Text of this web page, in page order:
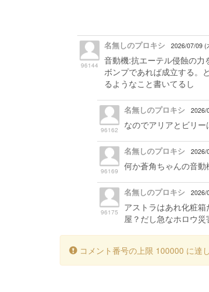
96144
名無しのプロキシ 2026/07/09 (
音動機:抗エーテル侵蝕の力
ボンプであれば成立する。
るようなこと書いてるし
96162
名無しのプロキシ 2026/
なのでアリアとビリ
96169
名無しのプロキシ 2026/
何か蒼角ちゃんの音
96175
名無しのプロキシ 2026/
アストラはあれ化粧
屋？だし急なホロウ
コメント番号の上限 100000 に達